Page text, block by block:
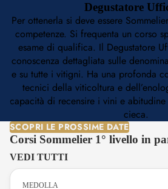
Degustatore
Per ottenerla si deve essere
competenze. Si frequenta un corso
esame di qualifica. Il Degustatore
conoscenza dettagliata sulle
e su tutte i vitigni. Ha una profonda
tecnici della viticoltura e
capacità di recensire i vini e
cieca.
SCOPRI LE PROSSIME DATE
Corsi Sommelier 1° livello in
VEDI TUTTI
MEDOLLA